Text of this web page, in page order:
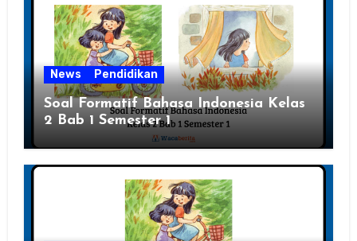
News Pendidikan
Soal Formatif Bahasa Indonesia Kelas
2 Bab 1 Semester 1